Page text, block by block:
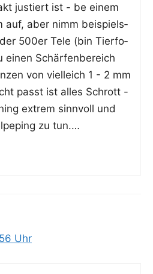
jus­tiert ist - be einem
auf, aber nimm bei­spiels­
500er Tele (bin Tier­fo­
einen Schär­fen­be­reich
von viel­leich 1 - 2 mm
passt ist alles Schrott -
extrem sinn­voll und
zu tun.…
Uhr